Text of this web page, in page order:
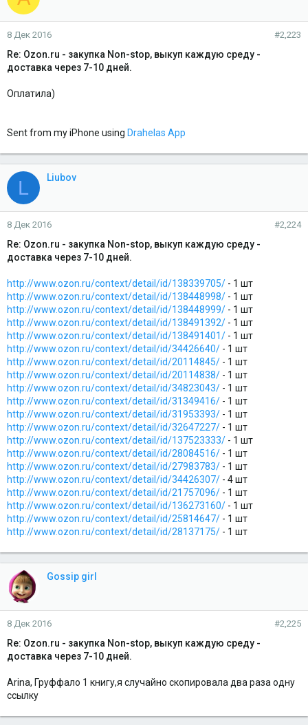
8 Дек 2016 #2,223
Re: Ozon.ru - закупка Non-stop, выкуп каждую среду -
доставка через 7-10 дней.
Оплатила)
Sent from my iPhone using Drahelas App
L Liubov
8 Дек 2016 #2,224
Re: Ozon.ru - закупка Non-stop, выкуп каждую среду -
доставка через 7-10 дней.
http://www.ozon.ru/context/detail/id/138339705/ - 1 шт
http://www.ozon.ru/context/detail/id/138448998/ - 1 шт
http://www.ozon.ru/context/detail/id/138448999/ - 1 шт
http://www.ozon.ru/context/detail/id/138491392/ - 1 шт
http://www.ozon.ru/context/detail/id/138491401/ - 1 шт
http://www.ozon.ru/context/detail/id/34426640/ - 1 шт
http://www.ozon.ru/context/detail/id/20114845/ - 1 шт
http://www.ozon.ru/context/detail/id/20114838/ - 1 шт
http://www.ozon.ru/context/detail/id/34823043/ - 1 шт
http://www.ozon.ru/context/detail/id/31349416/ - 1 шт
http://www.ozon.ru/context/detail/id/31953393/ - 1 шт
http://www.ozon.ru/context/detail/id/32647227/ - 1 шт
http://www.ozon.ru/context/detail/id/137523333/ - 1 шт
http://www.ozon.ru/context/detail/id/28084516/ - 1 шт
http://www.ozon.ru/context/detail/id/27983783/ - 1 шт
http://www.ozon.ru/context/detail/id/34426307/ - 4 шт
http://www.ozon.ru/context/detail/id/21757096/ - 1 шт
http://www.ozon.ru/context/detail/id/136273160/ - 1 шт
http://www.ozon.ru/context/detail/id/25814647/ - 1 шт
http://www.ozon.ru/context/detail/id/28137175/ - 1 шт
Gossip girl
8 Дек 2016 #2,225
Re: Ozon.ru - закупка Non-stop, выкуп каждую среду -
доставка через 7-10 дней.
Arina, Груффало 1 книгу,я случайно скопировала два раза одну
ссылку